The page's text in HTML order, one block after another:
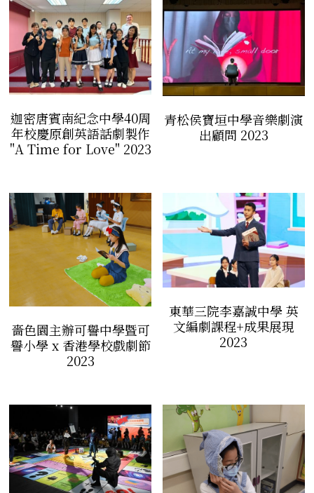
音響設計及器材租借
道具製作/租借
道具製作/租借
迦密唐賓南紀念中學40周
年校慶原創英語話劇製作
"A Time for Love" 2023
青松侯寶垣中學音樂劇演
出顧問 2023
嗇色園主辦可譽中學暨可
譽小學 x 香港學校戲劇節
2023
東華三院李嘉誠中學 英
文編劇課程+成果展現
2023